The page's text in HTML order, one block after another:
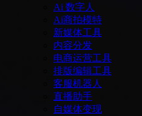
Ai 数字人
Ai商拍模特
新媒体工具
内容分发
电商运营工具
排版编辑工具
客服机器人
直播助手
自媒体变现